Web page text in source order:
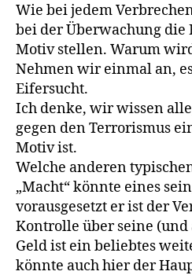
Wie bei jedem
bei der Überwachung die
Motiv stellen. Warum
Nehmen wir einmal an,
Eifersucht.
Ich denke, wir wissen
gegen den Terrorismus
Motiv ist.
Welche anderen
„Macht“ könnte eines
vorausgesetzt er ist der
Kontrolle über seine (und
Geld ist ein beliebtes
könnte auch hier der